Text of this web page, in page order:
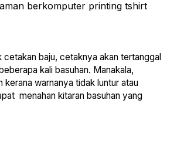
cetakan baju, cetaknya akan tertanggal
kali basuhan. Manakala,
kerana warnanya tidak luntur atau
menahan kitaran basuhan yang